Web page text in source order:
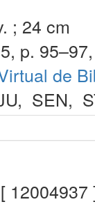
; 24 cm
p.
de
, SEN,
12004937